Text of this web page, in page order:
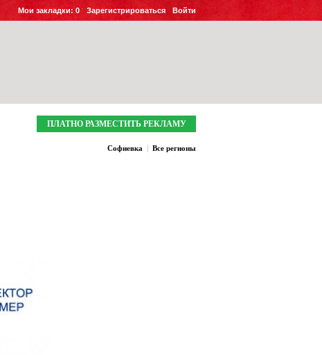
Войти
Зарегистрироваться
Мои закладки: 0
ПЛАТНО РАЗМЕСТИТЬ РЕКЛАМУ
Софиевка | Все регионы